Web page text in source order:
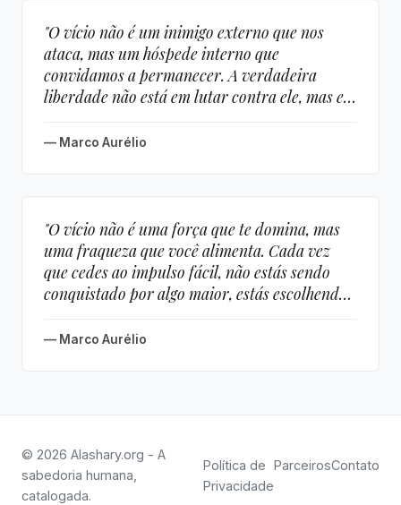
"O vício não é um inimigo externo que nos
ataca, mas um hóspede interno que
convidamos a permanecer. A verdadeira
liberdade não está em lutar contra ele, mas em
— Marco Aurélio
"O vício não é uma força que te domina, mas
uma fraqueza que você alimenta. Cada vez
que cedes ao impulso fácil, não estás sendo
conquistado por algo maior, estás escolhendo
— Marco Aurélio
© 2026 Alashary.org - A
sabedoria humana,
catalogada.
Política de
Privacidade
ParceirosContato